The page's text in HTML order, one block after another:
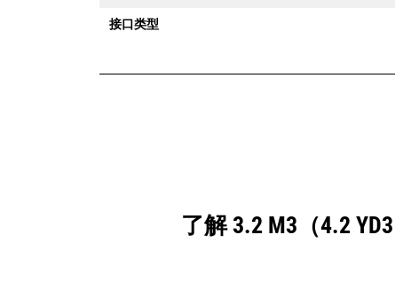
接口类型
了解 3.2 M3（4.2